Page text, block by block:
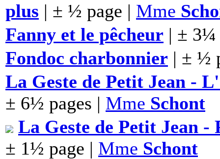
plus | ± ½ page | Mme
Fanny et le pêcheur | ± 3¼
Fondoc charbonnier | ± ½
La Geste de Petit Jean -
± 6½ pages | Mme Schont
La Geste de Petit Jean -
± 1½ page | Mme Schont